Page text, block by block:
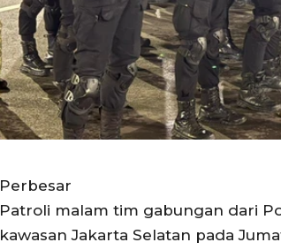
Perbesar
Patroli malam tim gabungan dari
kawasan Jakarta Selatan pada